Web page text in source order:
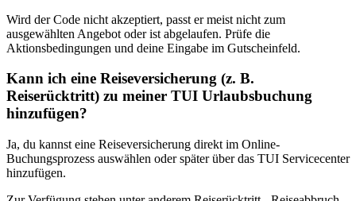
Wird der Code nicht akzeptiert, passt er meist nicht zum
ausgewählten Angebot oder ist abgelaufen. Prüfe die
Aktionsbedingungen und deine Eingabe im Gutscheinfeld.
Kann ich eine Reiseversicherung (z. B.
Reiserücktritt) zu meiner TUI Urlaubsbuchung
hinzufügen?
Ja, du kannst eine Reiseversicherung direkt im Online-
Buchungsprozess auswählen oder später über das TUI Servicecenter
hinzufügen.